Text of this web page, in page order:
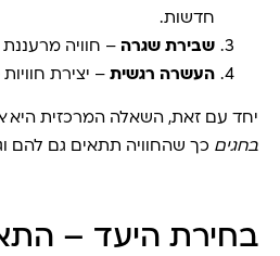
חדשות.
שבירת שגרה – חוויה
העשרה רגשית – יצירת
יחד עם זאת, השאלה המרכזית היא
בחגים כך שהחוויה תתאים גם להם
בחירת היעד –